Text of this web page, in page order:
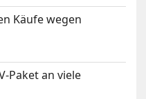
Käufe wegen
Paket an viele